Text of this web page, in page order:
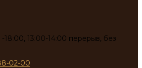
13:00-14:00 перерыв, без
02-00